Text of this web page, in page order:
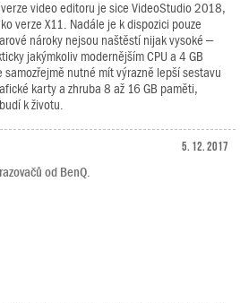
video editoru je sice VideoStudio 2018,
verze X11. Nadále je k dispozici pouze
nároky nejsou naštěstí nijak vysoké –
jakýmkoliv modernějším CPU a 4 GB
samozřejmě nutné mít výrazně lepší sestavu
karty a zhruba 8 až 16 GB paměti,
k životu.
5. 12. 2017
od BenQ.